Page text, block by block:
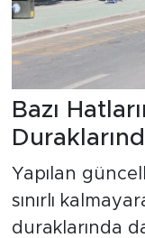
Bazı
Yapılan
sınırlı
duraklarında